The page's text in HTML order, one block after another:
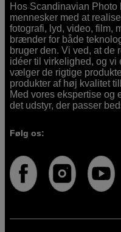
Hos Scandinavian Photo
mennesker med at
fotografi, lyd, video, film,
brænder for både
bruger den. Vi ved, at
idéer til virkelighed, og vi
vælger de rigtige
produkter af høj kvalitet
Med vores ekspertise og
det udstyr, der passer
Følg os: